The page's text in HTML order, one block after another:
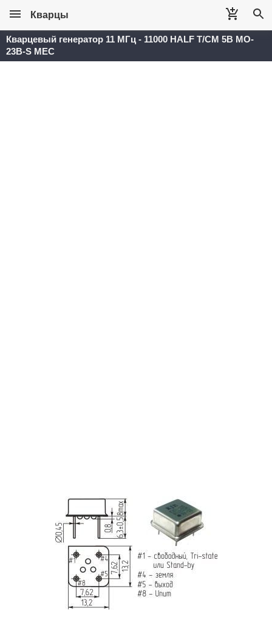
Кварцы
Кварцевый генератор 11 МГц - 11000 HALF T/CM 5В MO-
23B-S MEC